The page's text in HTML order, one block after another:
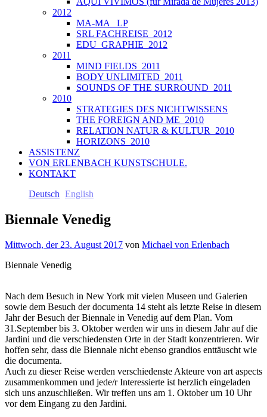
2012
MA-MA _LP
SRL FACHREISE_2012
EDU_GRAPHIE_2012
2011
MIND FIELDS_2011
BODY UNLIMITED_2011
SOUNDS OF THE SURROUND_2011
2010
STRATEGIES DES NICHTWISSENS
THE FOREIGN AND ME_2010
RELATION NATUR & KULTUR_2010
HORIZONS_2010
ASSISTENZ
VON ERLENBACH KUNSTSCHULE.
KONTAKT
Deutsch English
Biennale Venedig
Mittwoch, der 23. August 2017 von Michael von Erlenbach
Biennale Venedig
Nach dem Besuch in New York mit vielen Museen und Galerien
sowie dem Besuch der documenta 14 steht als letzte Reise in diesem
Jahr der Besuch der Biennale in Venedig auf dem Plan. Vom
31.September bis 3. Oktober werden wir uns in diesem Jahr auf die
Jardini und die verschiedensten Orte in der Stadt konzentrieren. Wir
hoffen sehr, dass die Biennale nicht ebenso grandios enttäuscht wie
die documenta.
Auch zu dieser Reise werden verschiedenste Akteure von art aspects
zusammenkommen und jede/r Interessierte ist herzlich eingeladen
sich uns anzuschließen. Wir treffen uns am 1. Oktober um 10 Uhr
vor dem Eingang zu den Jardini.